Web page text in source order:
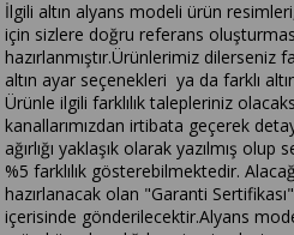
İlgili altın alyans modeli ürün
için sizlere doğru referans
hazırlanmıştır.Ürünlerimiz dilerseniz
altın ayar seçenekleri ya da farklı
Ürünle ilgili farklılık talepleriniz
kanallarımızdan irtibata geçerek
ağırlığı yaklaşık olarak yazılmış
%5 farklılık gösterebilmektedir.
hazırlanacak olan "Garanti
içerisinde gönderilecektir.Alyans